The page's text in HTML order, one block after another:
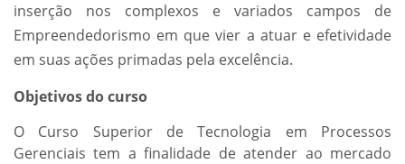
inserção nos complexos e variados campos de
Empreendedorismo em que vier a atuar e efetividade
em suas ações primadas pela excelência.
Objetivos do curso
O Curso Superior de Tecnologia em Processos
Gerenciais tem a finalidade de atender ao mercado